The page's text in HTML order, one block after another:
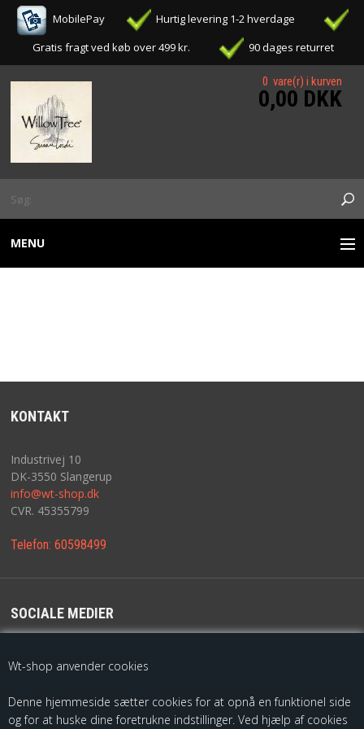
Wt-shop anvender cookies
Denne hjemmeside sætter cookies for at opnå en funktionel side
og for at huske dine foretrukne indstillinger. Ved hjælp af cookies
MobilePay
Hurtig levering 1-2 hverdage
Gratis fragt ved køb over 499 kr.
90 dages returret
0 vare(r) i kurven
0,00 DKK
MENU
DYREFIGURER
TILBEHØR
FORSIDE
BESTIL
TILBUD
VILKÅR
PROFIL
KONTAKT
Industrivej 10
DK-3550 Slangerup
info@wt-shop.dk
CVR. 45355799
Telefon: 60598499
SOCIALE MEDIER